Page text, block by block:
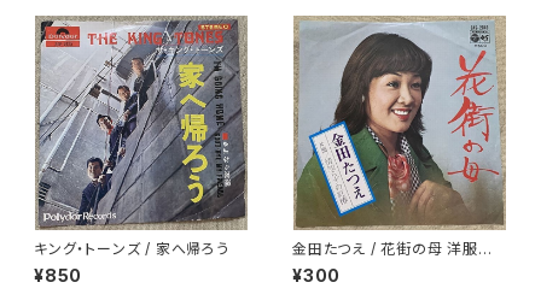
キング・トーンズ / 家へ帰ろう
¥850
金田たつえ / 花街の母 洋服ジャ
ケ
¥300